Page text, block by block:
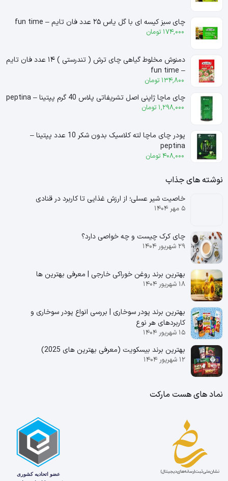
چای سبز کیسه ای با گل یاس ۲۵ عدد فان تایم – fun time
174,000 تومان
دمنوش مخلوط گیاهی چای ترش ( تندرستی ) ۱۴ عدد فان تایم
– fun time
134,800 تومان
چای ماچا ژاپنی اصل تشریفاتی پلاس 40 گرم پپتینا – peptina
1,298,000 تومان
پودر چای ماچا لته کلاسیک بدون شکر 10 عدد پپتینا –
peptina
408,000 تومان
نوشته های جذاب
خاصیت شیر عسلی؛ از ارزش غذایی تا کاربرد در قنادی
۵ مهر ۱۴۰۴
چای کرک چیست و چه خواصی دارد؟
۲۹ شهریور ۱۴۰۴
بهترین برند روغن خوراکی خارجی | معرفی بهترین ها
۱۸ شهریور ۱۴۰۴
بهترین برند پودر سوخاری | بررسی انواع پودر سوخاری و
کاربردهای هر نوع
۱۵ شهریور ۱۴۰۴
بهترین برند بیسکویت (معرفی بهترین‌ های 2025)
۱۲ شهریور ۱۴۰۴
نماد های هست مارکت